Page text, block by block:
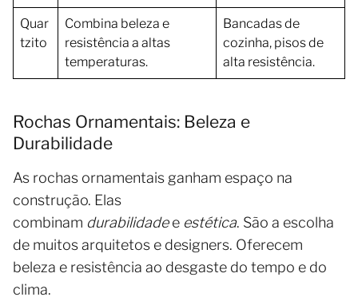
Quar
tzito
Combina beleza e
resistência a altas
temperaturas.
Bancadas de
cozinha, pisos de
alta resistência.
Rochas Ornamentais: Beleza e
Durabilidade
As rochas ornamentais ganham espaço na
construção. Elas
combinam durabilidadee estética. São a escolha
de muitos arquitetos e designers. Oferecem
beleza e resistência ao desgaste do tempo e do
clima.